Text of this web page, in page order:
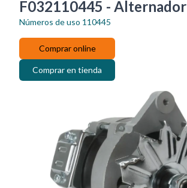
F032110445 - Alternador
Números de uso 110445
Comprar online
Comprar en tienda